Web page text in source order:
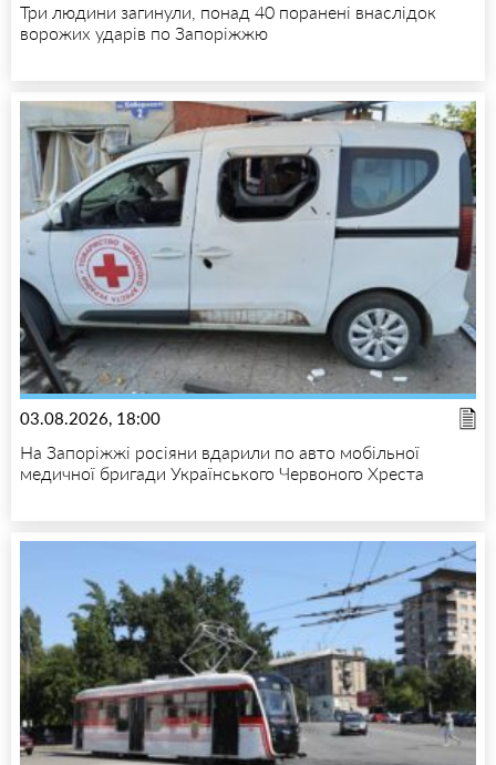
Три людини загинули, понад 40 поранені внаслідок
ворожих ударів по Запоріжжю
03.08.2026, 18:00
На Запоріжжі росіяни вдарили по авто мобільної
медичної бригади Українського Червоного Хреста